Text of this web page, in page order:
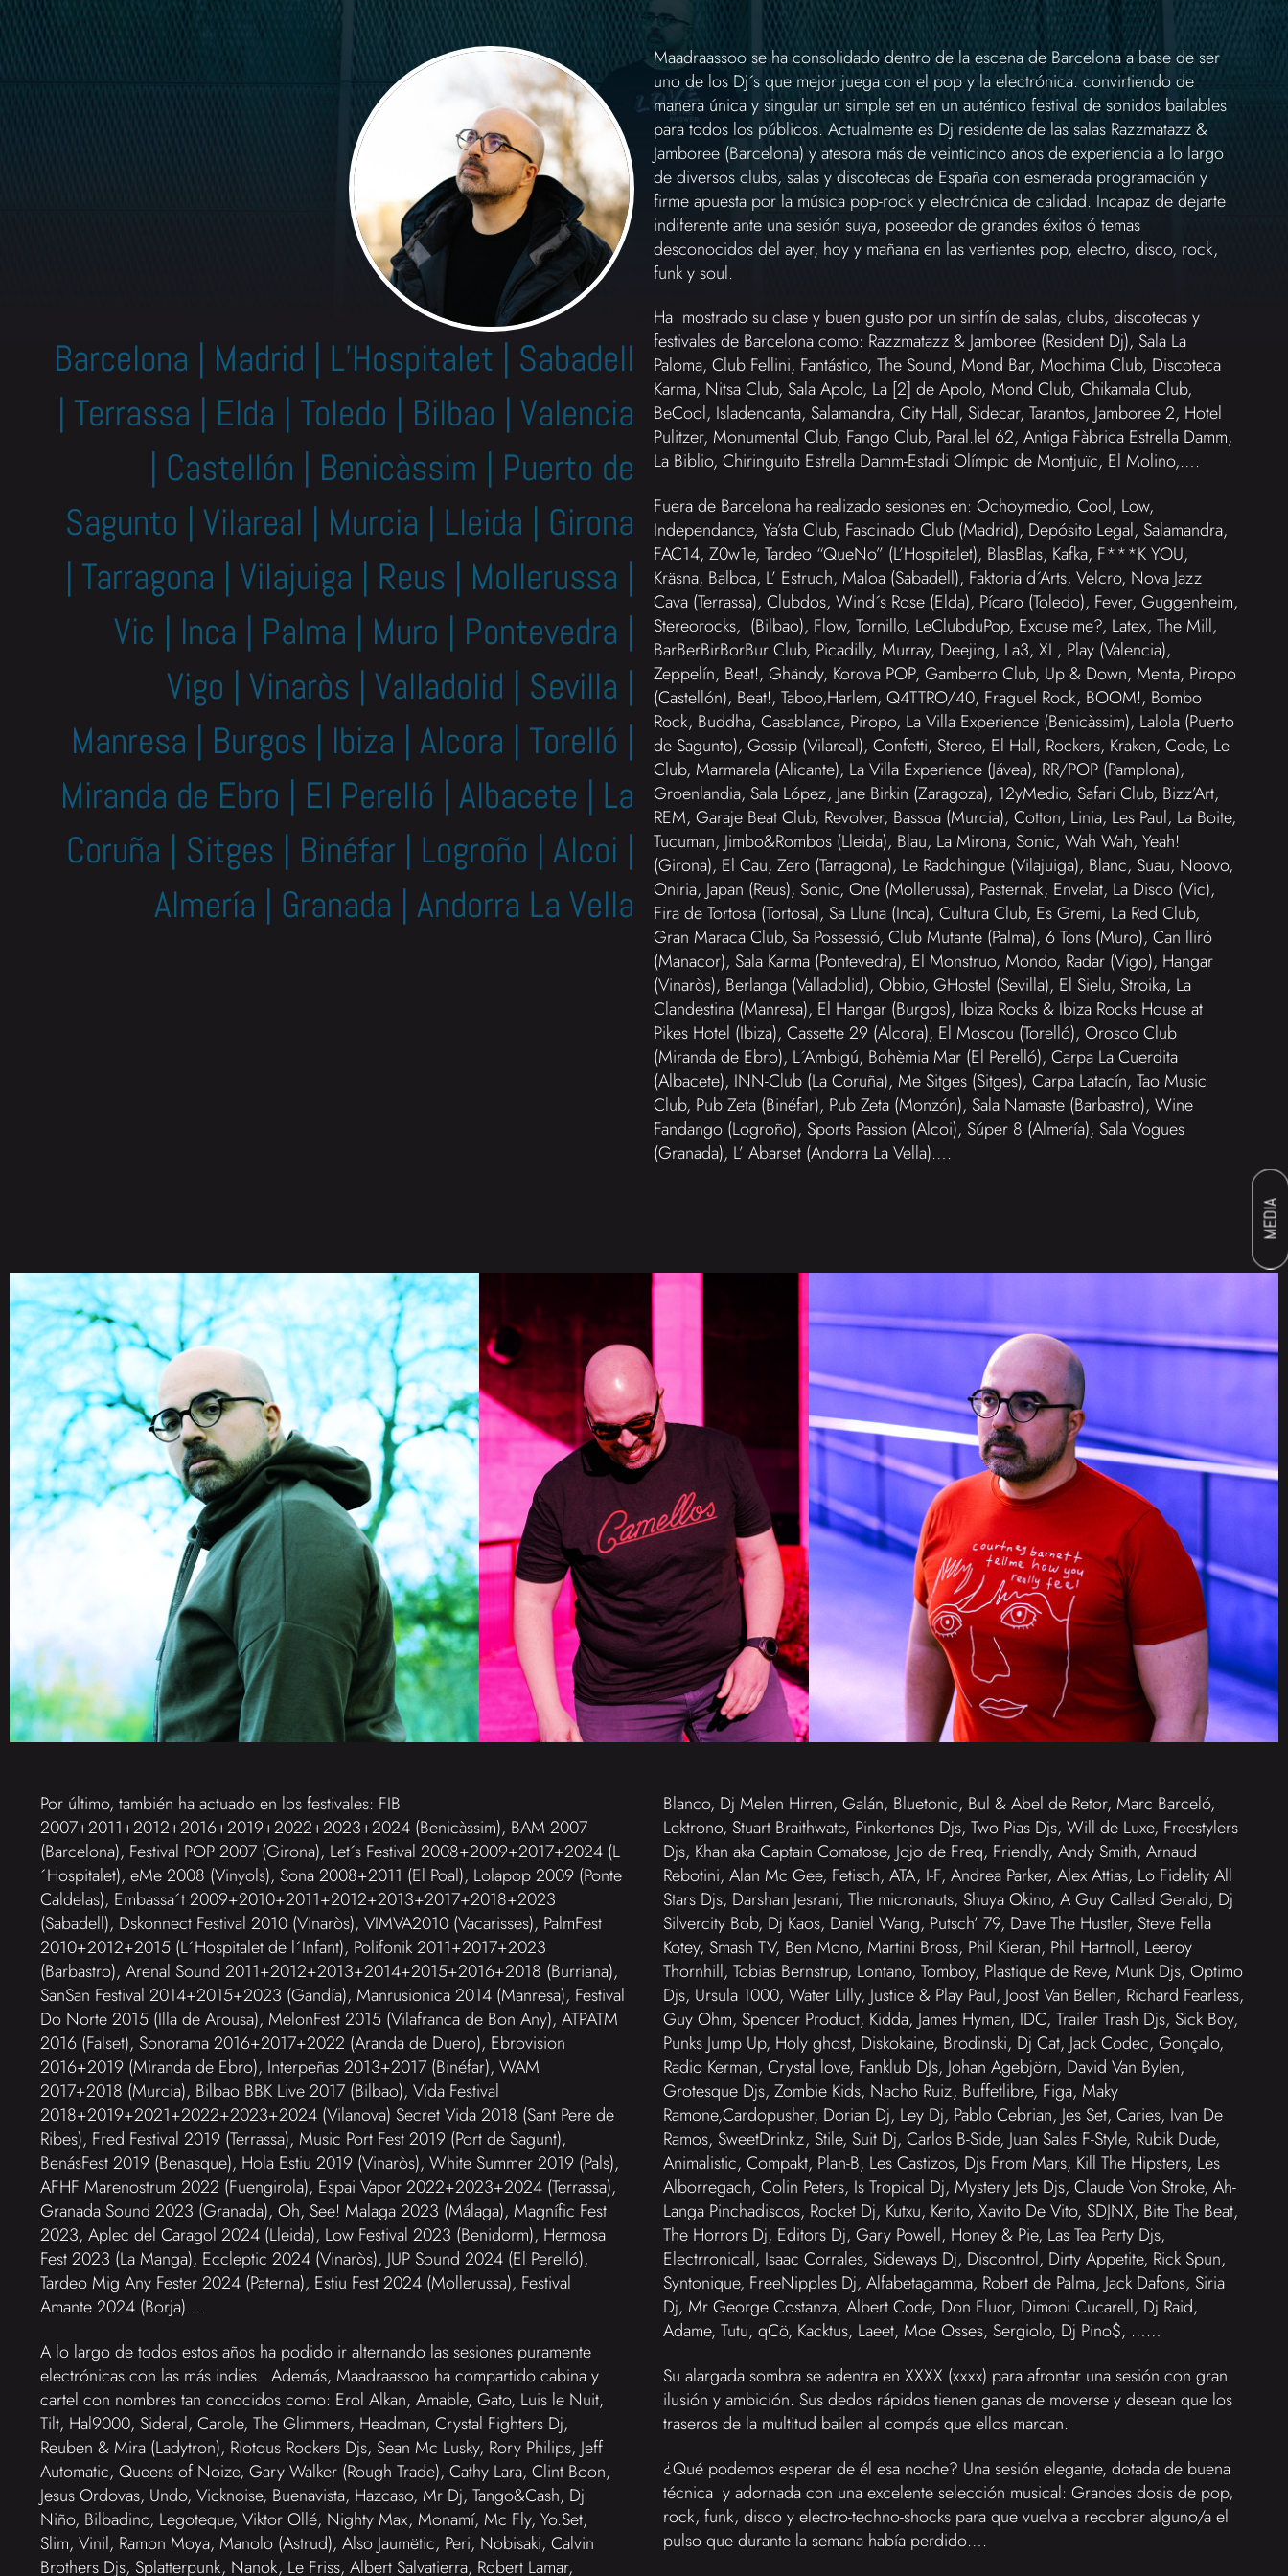
MEDIA
Barcelona | Madrid | L’Hospitalet | Sabadell
| Terrassa | Elda | Toledo | Bilbao | Valencia
| Castellón | Benicàssim | Puerto de
Sagunto | Vilareal | Murcia | Lleida | Girona
| Tarragona | Vilajuiga | Reus | Mollerussa |
Vic | Inca | Palma | Muro | Pontevedra |
Vigo | Vinaròs | Valladolid | Sevilla |
Manresa | Burgos | Ibiza | Alcora | Torelló |
Miranda de Ebro | El Perelló | Albacete | La
Coruña | Sitges | Binéfar | Logroño | Alcoi |
Almería | Granada | Andorra La Vella
Maadraassoo se ha consolidado dentro de la escena de Barcelona a base de ser
uno de los Dj´s que mejor juega con el pop y la electrónica. convirtiendo de
manera única y singular un simple set en un auténtico festival de sonidos bailables
para todos los públicos. Actualmente es Dj residente de las salas Razzmatazz &
Jamboree (Barcelona) y atesora más de veinticinco años de experiencia a lo largo
de diversos clubs, salas y discotecas de España con esmerada programación y
firme apuesta por la música pop-rock y electrónica de calidad. Incapaz de dejarte
indiferente ante una sesión suya, poseedor de grandes éxitos ó temas
desconocidos del ayer, hoy y mañana en las vertientes pop, electro, disco, rock,
funk y soul.
Ha mostrado su clase y buen gusto por un sinfín de salas, clubs, discotecas y
festivales de Barcelona como: Razzmatazz & Jamboree (Resident Dj), Sala La
Paloma, Club Fellini, Fantástico, The Sound, Mond Bar, Mochima Club, Discoteca
Karma, Nitsa Club, Sala Apolo, La [2] de Apolo, Mond Club, Chikamala Club,
BeCool, Isladencanta, Salamandra, City Hall, Sidecar, Tarantos, Jamboree 2, Hotel
Pulitzer, Monumental Club, Fango Club, Paral.lel 62, Antiga Fàbrica Estrella Damm,
La Biblio, Chiringuito Estrella Damm-Estadi Olímpic de Montjuïc, El Molino,….
Fuera de Barcelona ha realizado sesiones en: Ochoymedio, Cool, Low,
Independance, Ya’sta Club, Fascinado Club (Madrid), Depósito Legal, Salamandra,
FAC14, Z0w1e, Tardeo “QueNo” (L’Hospitalet), BlasBlas, Kafka, F***K YOU,
Kräsna, Balboa, L’ Estruch, Maloa (Sabadell), Faktoria d´Arts, Velcro, Nova Jazz
Cava (Terrassa), Clubdos, Wind´s Rose (Elda), Pícaro (Toledo), Fever, Guggenheim,
Stereorocks, (Bilbao), Flow, Tornillo, LeClubduPop, Excuse me?, Latex, The Mill,
BarBerBirBorBur Club, Picadilly, Murray, Deejing, La3, XL, Play (Valencia),
Zeppelín, Beat!, Ghändy, Korova POP, Gamberro Club, Up & Down, Menta, Piropo
(Castellón), Beat!, Taboo,Harlem, Q4TTRO/40, Fraguel Rock, BOOM!, Bombo
Rock, Buddha, Casablanca, Piropo, La Villa Experience (Benicàssim), Lalola (Puerto
de Sagunto), Gossip (Vilareal), Confetti, Stereo, El Hall, Rockers, Kraken, Code, Le
Club, Marmarela (Alicante), La Villa Experience (Jávea), RR/POP (Pamplona),
Groenlandia, Sala López, Jane Birkin (Zaragoza), 12yMedio, Safari Club, Bizz’Art,
REM, Garaje Beat Club, Revolver, Bassoa (Murcia), Cotton, Linia, Les Paul, La Boite,
Tucuman, Jimbo&Rombos (Lleida), Blau, La Mirona, Sonic, Wah Wah, Yeah!
(Girona), El Cau, Zero (Tarragona), Le Radchingue (Vilajuiga), Blanc, Suau, Noovo,
Oniria, Japan (Reus), Sönic, One (Mollerussa), Pasternak, Envelat, La Disco (Vic),
Fira de Tortosa (Tortosa), Sa Lluna (Inca), Cultura Club, Es Gremi, La Red Club,
Gran Maraca Club, Sa Possessió, Club Mutante (Palma), 6 Tons (Muro), Can lliró
(Manacor), Sala Karma (Pontevedra), El Monstruo, Mondo, Radar (Vigo), Hangar
(Vinaròs), Berlanga (Valladolid), Obbio, GHostel (Sevilla), El Sielu, Stroika, La
Clandestina (Manresa), El Hangar (Burgos), Ibiza Rocks & Ibiza Rocks House at
Pikes Hotel (Ibiza), Cassette 29 (Alcora), El Moscou (Torelló), Orosco Club
(Miranda de Ebro), L´Ambigú, Bohèmia Mar (El Perelló), Carpa La Cuerdita
(Albacete), INN-Club (La Coruña), Me Sitges (Sitges), Carpa Latacín, Tao Music
Club, Pub Zeta (Binéfar), Pub Zeta (Monzón), Sala Namaste (Barbastro), Wine
Fandango (Logroño), Sports Passion (Alcoi), Súper 8 (Almería), Sala Vogues
(Granada), L’ Abarset (Andorra La Vella)….
Por último, también ha actuado en los festivales: FIB
2007+2011+2012+2016+2019+2022+2023+2024 (Benicàssim), BAM 2007
(Barcelona), Festival POP 2007 (Girona), Let´s Festival 2008+2009+2017+2024 (L
´Hospitalet), eMe 2008 (Vinyols), Sona 2008+2011 (El Poal), Lolapop 2009 (Ponte
Caldelas), Embassa´t 2009+2010+2011+2012+2013+2017+2018+2023
(Sabadell), Dskonnect Festival 2010 (Vinaròs), VIMVA2010 (Vacarisses), PalmFest
2010+2012+2015 (L´Hospitalet de l´Infant), Polifonik 2011+2017+2023
(Barbastro), Arenal Sound 2011+2012+2013+2014+2015+2016+2018 (Burriana),
SanSan Festival 2014+2015+2023 (Gandía), Manrusionica 2014 (Manresa), Festival
Do Norte 2015 (Illa de Arousa), MelonFest 2015 (Vilafranca de Bon Any), ATPATM
2016 (Falset), Sonorama 2016+2017+2022 (Aranda de Duero), Ebrovision
2016+2019 (Miranda de Ebro), Interpeñas 2013+2017 (Binéfar), WAM
2017+2018 (Murcia), Bilbao BBK Live 2017 (Bilbao), Vida Festival
2018+2019+2021+2022+2023+2024 (Vilanova) Secret Vida 2018 (Sant Pere de
Ribes), Fred Festival 2019 (Terrassa), Music Port Fest 2019 (Port de Sagunt),
BenásFest 2019 (Benasque), Hola Estiu 2019 (Vinaròs), White Summer 2019 (Pals),
AFHF Marenostrum 2022 (Fuengirola), Espai Vapor 2022+2023+2024 (Terrassa),
Granada Sound 2023 (Granada), Oh, See! Malaga 2023 (Málaga), Magnífic Fest
2023, Aplec del Caragol 2024 (Lleida), Low Festival 2023 (Benidorm), Hermosa
Fest 2023 (La Manga), Eccleptic 2024 (Vinaròs), JUP Sound 2024 (El Perelló),
Tardeo Mig Any Fester 2024 (Paterna), Estiu Fest 2024 (Mollerussa), Festival
Amante 2024 (Borja)….
A lo largo de todos estos años ha podido ir alternando las sesiones puramente
electrónicas con las más indies. Además, Maadraassoo ha compartido cabina y
cartel con nombres tan conocidos como: Erol Alkan, Amable, Gato, Luis le Nuit,
Tilt, Hal9000, Sideral, Carole, The Glimmers, Headman, Crystal Fighters Dj,
Reuben & Mira (Ladytron), Riotous Rockers Djs, Sean Mc Lusky, Rory Philips, Jeff
Automatic, Queens of Noize, Gary Walker (Rough Trade), Cathy Lara, Clint Boon,
Jesus Ordovas, Undo, Vicknoise, Buenavista, Hazcaso, Mr Dj, Tango&Cash, Dj
Niño, Bilbadino, Legoteque, Viktor Ollé, Nighty Max, Monamí, Mc Fly, Yo.Set,
Slim, Vinil, Ramon Moya, Manolo (Astrud), Also Jaumëtic, Peri, Nobisaki, Calvin
Brothers Djs, Splatterpunk, Nanok, Le Friss, Albert Salvatierra, Robert Lamar,
Blanco, Dj Melen Hirren, Galán, Bluetonic, Bul & Abel de Retor, Marc Barceló,
Lektrono, Stuart Braithwate, Pinkertones Djs, Two Pias Djs, Will de Luxe, Freestylers
Djs, Khan aka Captain Comatose, Jojo de Freq, Friendly, Andy Smith, Arnaud
Rebotini, Alan Mc Gee, Fetisch, ATA, I-F, Andrea Parker, Alex Attias, Lo Fidelity All
Stars Djs, Darshan Jesrani, The micronauts, Shuya Okino, A Guy Called Gerald, Dj
Silvercity Bob, Dj Kaos, Daniel Wang, Putsch’ 79, Dave The Hustler, Steve Fella
Kotey, Smash TV, Ben Mono, Martini Bross, Phil Kieran, Phil Hartnoll, Leeroy
Thornhill, Tobias Bernstrup, Lontano, Tomboy, Plastique de Reve, Munk Djs, Optimo
Djs, Ursula 1000, Water Lilly, Justice & Play Paul, Joost Van Bellen, Richard Fearless,
Guy Ohm, Spencer Product, Kidda, James Hyman, IDC, Trailer Trash Djs, Sick Boy,
Punks Jump Up, Holy ghost, Diskokaine, Brodinski, Dj Cat, Jack Codec, Gonçalo,
Radio Kerman, Crystal love, Fanklub DJs, Johan Agebjörn, David Van Bylen,
Grotesque Djs, Zombie Kids, Nacho Ruiz, Buffetlibre, Figa, Maky
Ramone,Cardopusher, Dorian Dj, Ley Dj, Pablo Cebrian, Jes Set, Caries, Ivan De
Ramos, SweetDrinkz, Stile, Suit Dj, Carlos B-Side, Juan Salas F-Style, Rubik Dude,
Animalistic, Compakt, Plan-B, Les Castizos, Djs From Mars, Kill The Hipsters, Les
Alborregach, Colin Peters, Is Tropical Dj, Mystery Jets Djs, Claude Von Stroke, Ah-
Langa Pinchadiscos, Rocket Dj, Kutxu, Kerito, Xavito De Vito, SDJNX, Bite The Beat,
The Horrors Dj, Editors Dj, Gary Powell, Honey & Pie, Las Tea Party Djs,
Electrronicall, Isaac Corrales, Sideways Dj, Discontrol, Dirty Appetite, Rick Spun,
Syntonique, FreeNipples Dj, Alfabetagamma, Robert de Palma, Jack Dafons, Siria
Dj, Mr George Costanza, Albert Code, Don Fluor, Dimoni Cucarell, Dj Raid,
Adame, Tutu, qCö, Kacktus, Laeet, Moe Osses, Sergiolo, Dj Pino$, ……
Su alargada sombra se adentra en XXXX (xxxx) para afrontar una sesión con gran
ilusión y ambición. Sus dedos rápidos tienen ganas de moverse y desean que los
traseros de la multitud bailen al compás que ellos marcan.
¿Qué podemos esperar de él esa noche? Una sesión elegante, dotada de buena
técnica y adornada con una excelente selección musical: Grandes dosis de pop,
rock, funk, disco y electro-techno-shocks para que vuelva a recobrar alguno/a el
pulso que durante la semana había perdido….